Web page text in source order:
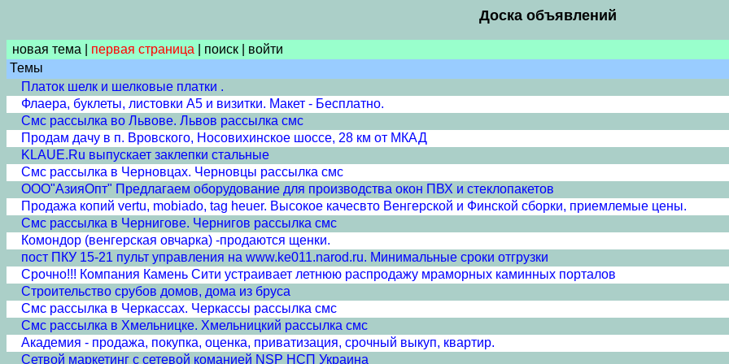
Доска объявлений
новая тема первая страница поиск войти
Темы
Платок шелк и шелковые платки .
Флаера, буклеты, листовки А5 и визитки. Макет - Бесплатно.
Смс рассылка во Львове. Львов рассылка смс
Продам дачу в п. Вровского, Носовихинское шоссе, 28 км от МКАД
KLAUE.Ru выпускает заклепки стальные
Смс рассылка в Черновцах. Черновцы рассылка смс
ООО"АзияОпт" Предлагаем оборудование для производства окон ПВХ и стеклопакетов
Продажа копий vertu, mobiado, tag heuer. Высокое качесвто Венгерской и Финской сборки, приемлемые цены.
Смс рассылка в Чернигове. Чернигов рассылка смс
Комондор (венгерская овчарка) -продаются щенки.
пост ПКУ 15-21 пульт управления на www.ke011.narod.ru. Минимальные сроки отгрузки
Срочно!!! Компания Камень Сити устраивает летнюю распродажу мраморных каминных порталов
Строительство срубов домов, дома из бруса
Смс рассылка в Черкассах. Черкассы рассылка смс
Смс рассылка в Хмельницке. Хмельницкий рассылка смс
Академия - продажа, покупка, оценка, приватизация, срочный выкуп, квартир.
Сетвой маркетинг с сетевой команией NSP НСП Украина